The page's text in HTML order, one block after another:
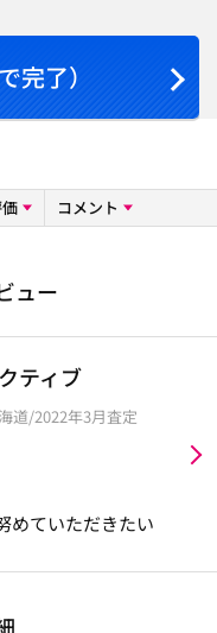
完了）
コメント
ュー
ティブ
道/2022年3月査定
めていただきたい